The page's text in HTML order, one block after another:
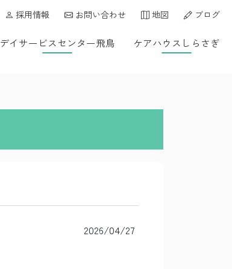
採用情報 お問い合わせ 地図 ブログ
デイサービスセンター飛鳥 ケアハウスしらさぎ
2026/04/27